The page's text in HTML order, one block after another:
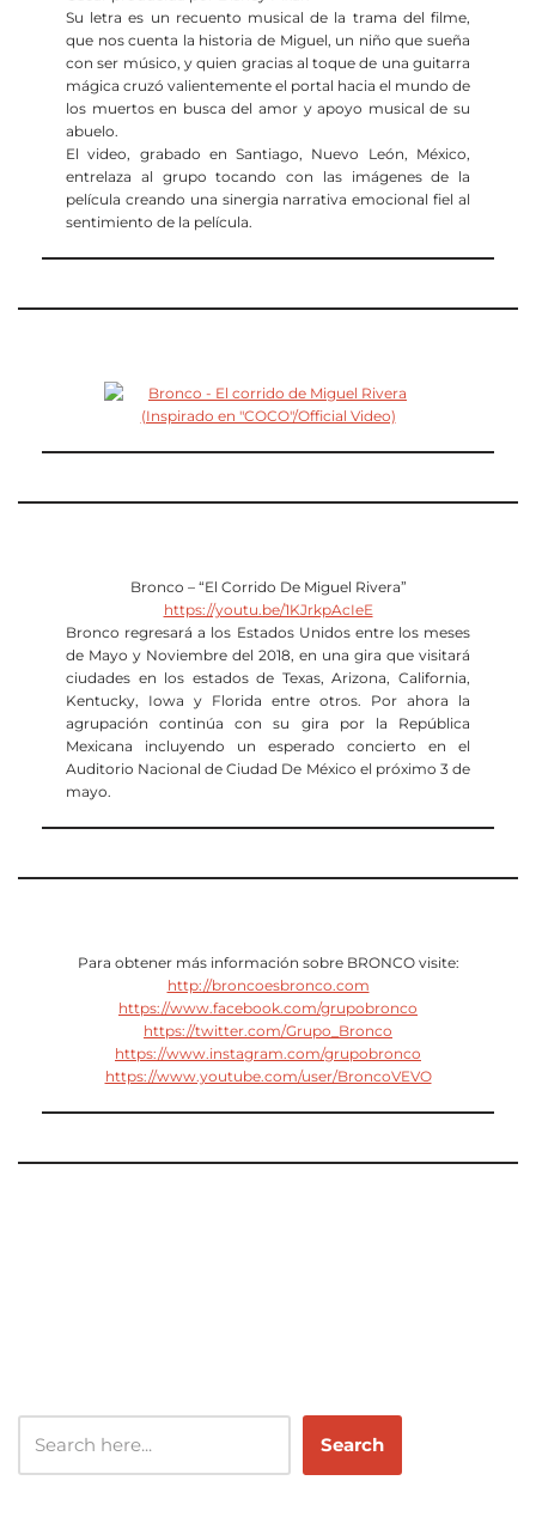
Su letra es un recuento musical de la trama del filme,
que nos cuenta la historia de Miguel, un niño que sueña
con ser músico, y quien gracias al toque de una guitarra
mágica cruzó valientemente el portal hacia el mundo de
los muertos en busca del amor y apoyo musical de su
abuelo.
El video, grabado en Santiago, Nuevo León, México,
entrelaza al grupo tocando con las imágenes de la
película creando una sinergia narrativa emocional fiel al
sentimiento de la película.
Bronco – “El Corrido De Miguel Rivera”
https://youtu.be/1KJrkpAcIeE
Bronco regresará a los Estados Unidos entre los meses
de Mayo y Noviembre del 2018, en una gira que visitará
ciudades en los estados de Texas, Arizona, California,
Kentucky, Iowa y Florida entre otros. Por ahora la
agrupación continúa con su gira por la República
Mexicana incluyendo un esperado concierto en el
Auditorio Nacional de Ciudad De México el próximo 3 de
mayo.
Para obtener más información sobre BRONCO visite:
http://broncoesbronco.com
https://www.facebook.com/grupobronco
https://twitter.com/Grupo_Bronco
https://www.instagram.com/grupobronco
https://www.youtube.com/user/BroncoVEVO
Search